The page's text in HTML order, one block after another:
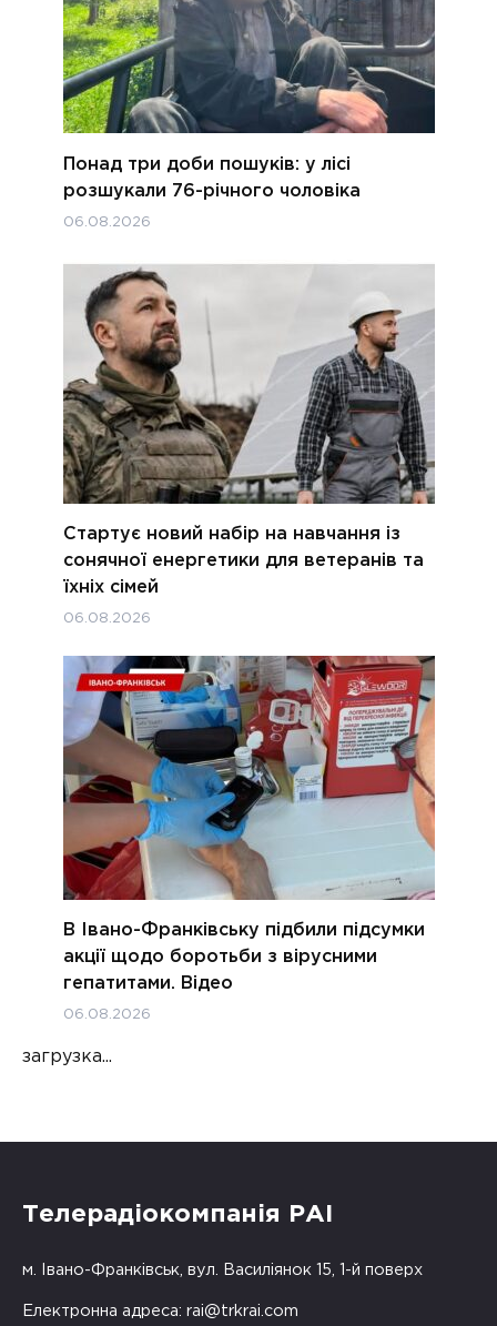
Понад три доби пошуків: у лісі
розшукали 76-річного чоловіка
06.08.2026
Стартує новий набір на навчання із
сонячної енергетики для ветеранів та
їхніх сімей
06.08.2026
В Івано-Франківську підбили підсумки
акції щодо боротьби з вірусними
гепатитами. Відео
06.08.2026
загрузка...
Телерадіокомпанія РАІ
м. Івано-Франківськ, вул. Василіянок 15, 1-й поверх
Електронна адреса: rai@trkrai.com